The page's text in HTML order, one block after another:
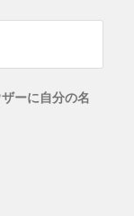
ーに自分の名